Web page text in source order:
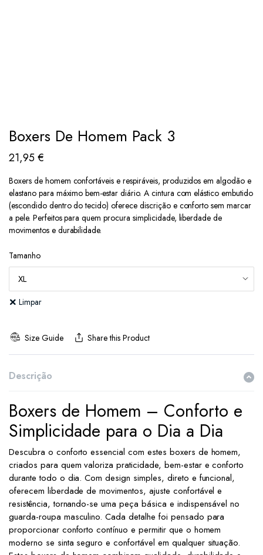
Boxers De Homem Pack 3
21,95€
Boxers de homem confortáveis e respiráveis, produzidos em algodão e
elastano para máximo bem-estar diário. A cintura com elástico embutido
(escondido dentro do tecido) oferece discrição e conforto sem marcar
a pele. Perfeitos para quem procura simplicidade, liberdade de
movimentos e durabilidade.
Tamanho
Limpar
Size Guide Share this Product
Descrição
Boxers de Homem – Conforto e
Simplicidade para o Dia a Dia
Descubra o conforto essencial com estes boxers de homem,
criados para quem valoriza praticidade, bem-estar e conforto
durante todo o dia. Com design simples, direto e funcional,
oferecem liberdade de movimentos, ajuste confortável e
resistência, tornando-se uma peça básica e indispensável no
guarda-roupa masculino. Cada detalhe foi pensado para
proporcionar conforto contínuo e permitir que o homem
moderno se sinta seguro e confortável em qualquer situação.